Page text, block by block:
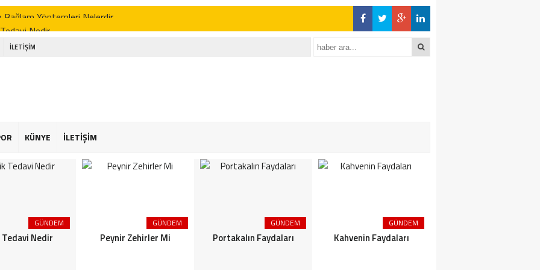
Bağlam Yöntemleri Nelerdir
Nedir
Zehirler Mi
Şekeriniz Olabilir! İnteraktif Öğren
Astroloji
İLETİŞİM
KÜNYE İLETİŞİM
GÜNDEM
Nedir
GÜNDEM
Peynir Zehirler Mi
GÜNDEM
Portakalın Faydaları
GÜNDEM
Kahvenin Faydaları